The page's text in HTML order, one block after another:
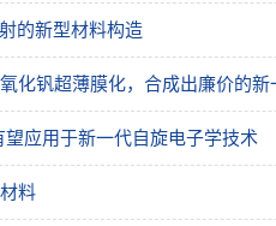
的新型材料构造
化钒超薄膜化，合成出廉价的新
应用于新一代自旋电子学技术
料